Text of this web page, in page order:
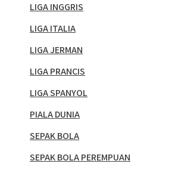
LIGA INGGRIS
LIGA ITALIA
LIGA JERMAN
LIGA PRANCIS
LIGA SPANYOL
PIALA DUNIA
SEPAK BOLA
SEPAK BOLA PEREMPUAN